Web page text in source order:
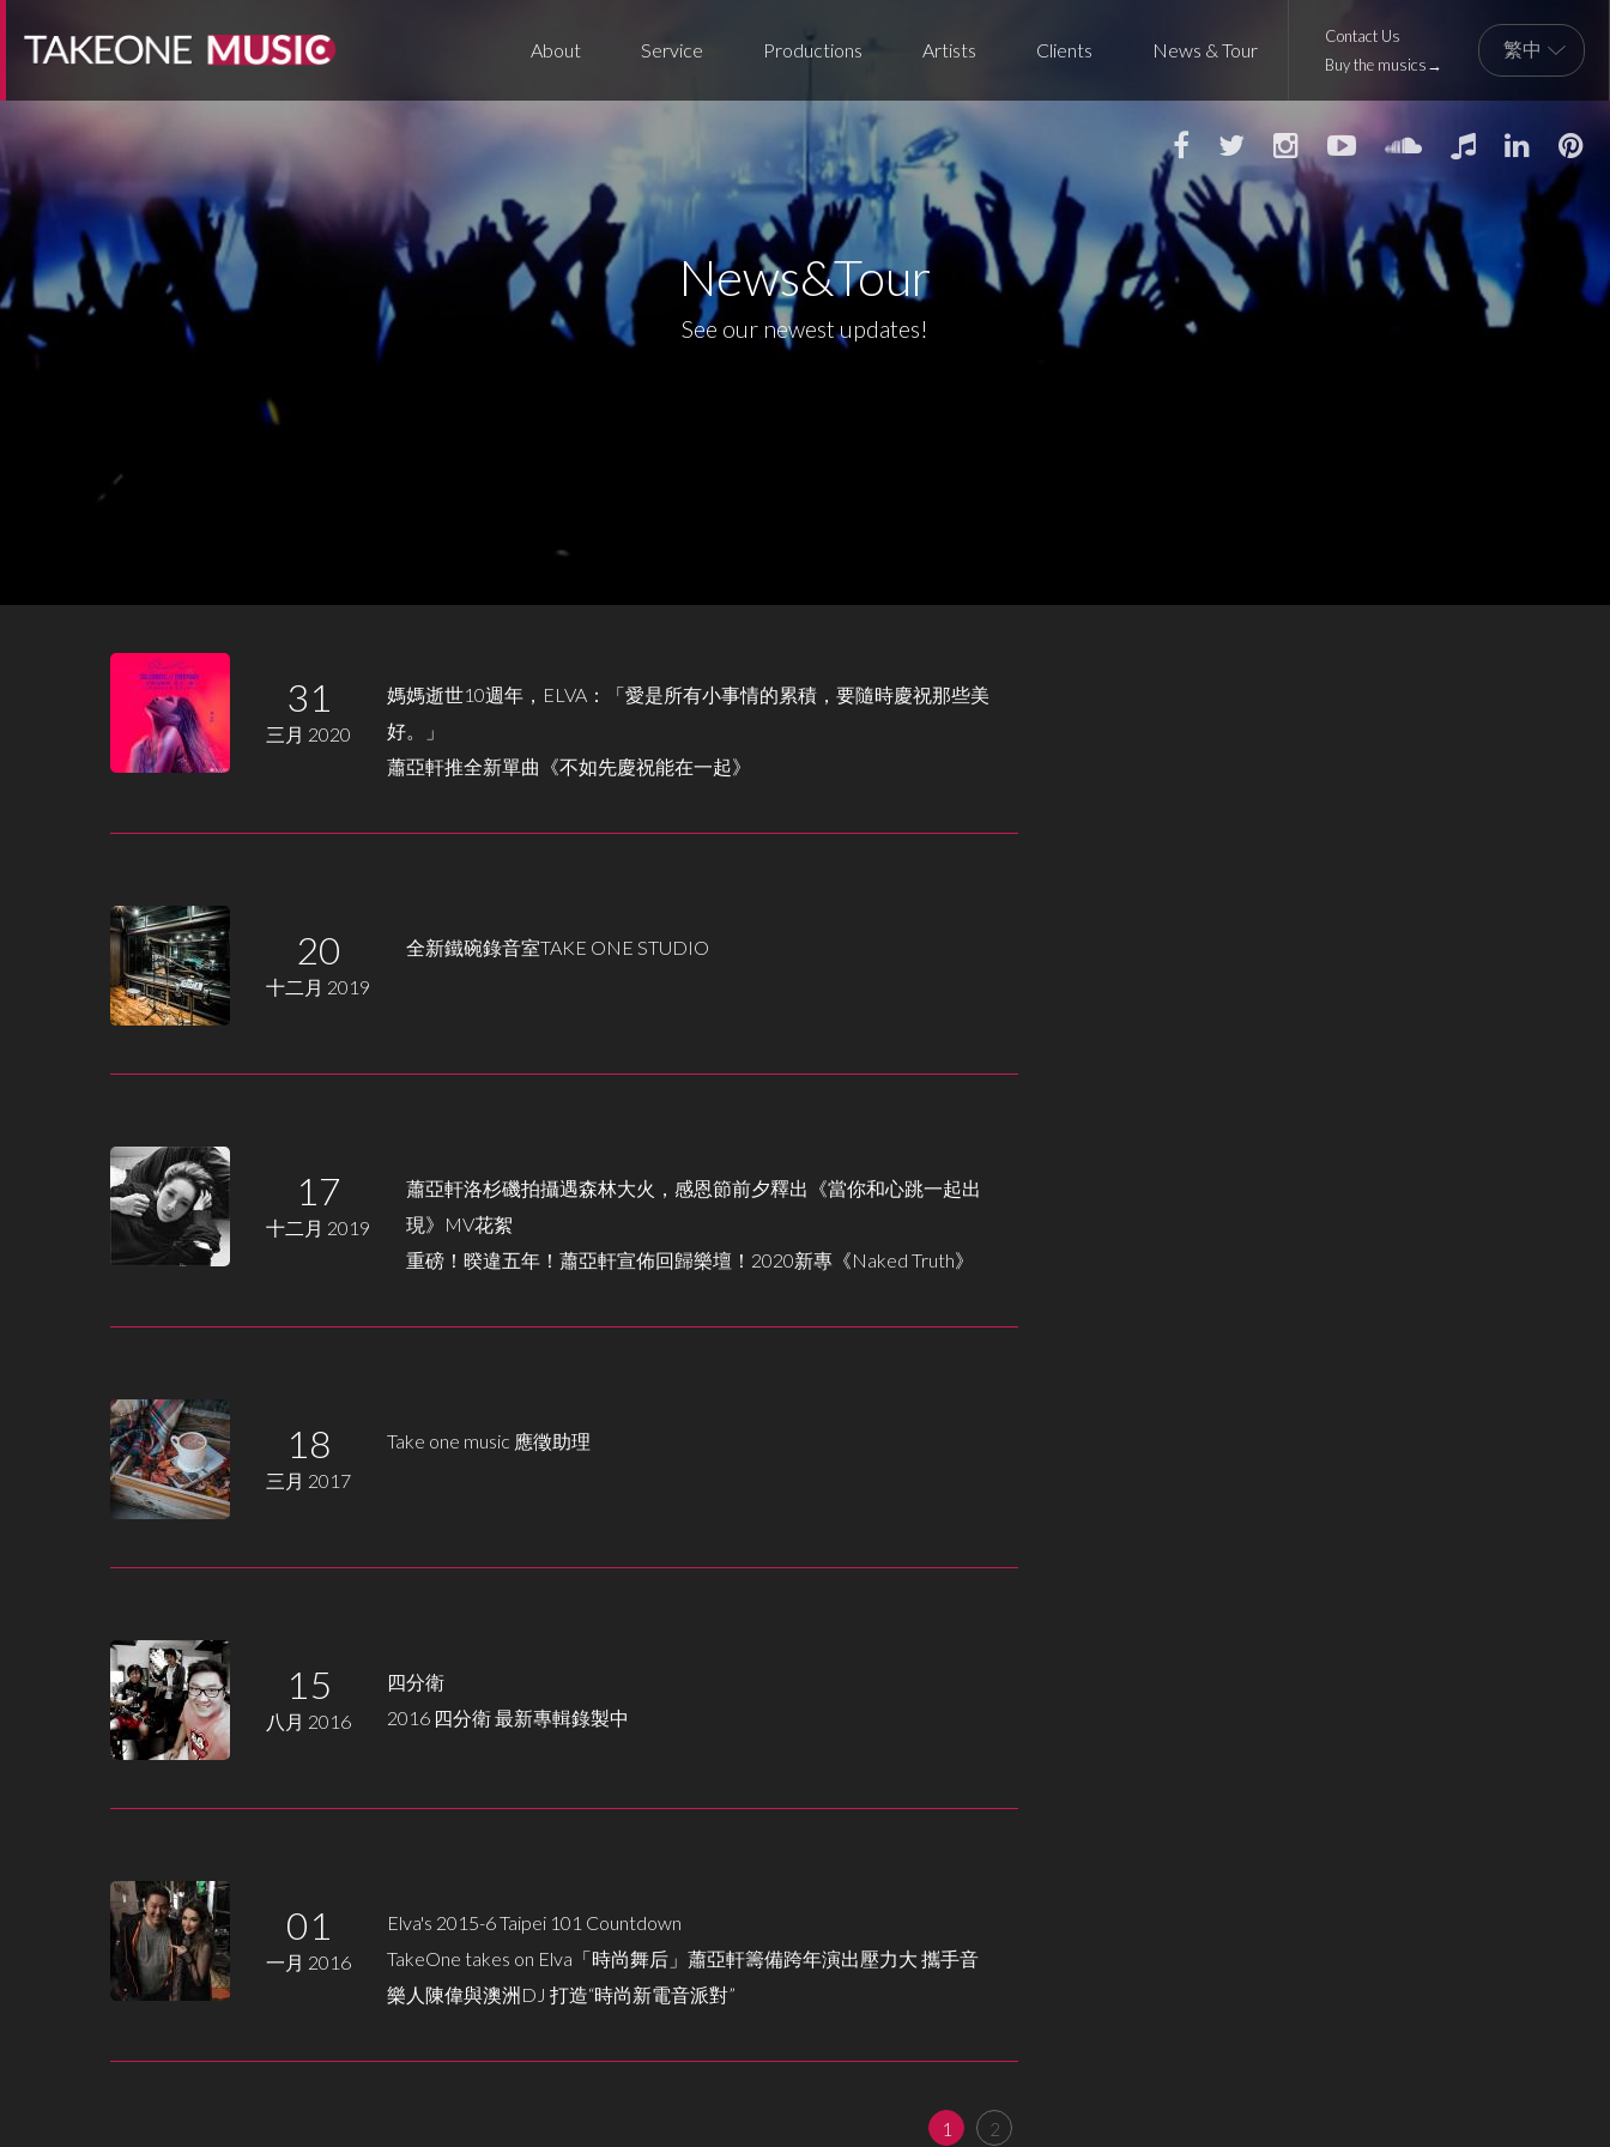
About
Service Productions Artists Clients News & Tour
Contact Us
Buy the musics→
News&Tour
See our newest updates!
31
三月 2020
媽媽逝世10週年，ELVA：「愛是所有小事情的累積，要隨時慶祝那些美
好。」
蕭亞軒推全新單曲《不如先慶祝能在一起》
20
十二月 2019
全新鐵碗錄音室TAKE ONE STUDIO
17
十二月 2019
蕭亞軒洛杉磯拍攝遇森林大火，感恩節前夕釋出《當你和心跳一起出
現》MV花絮
重磅！暌違五年！蕭亞軒宣佈回歸樂壇！2020新專《Naked Truth》
18
三月 2017
Take one music 應徵助理
15
八月 2016
四分衛
2016 四分衛 最新專輯錄製中
01
一月 2016
Elva's 2015-6 Taipei 101 Countdown
TakeOne takes on Elva「時尚舞后」蕭亞軒籌備跨年演出壓力大 攜手音
樂人陳偉與澳洲DJ 打造“時尚新電音派對”
1 2